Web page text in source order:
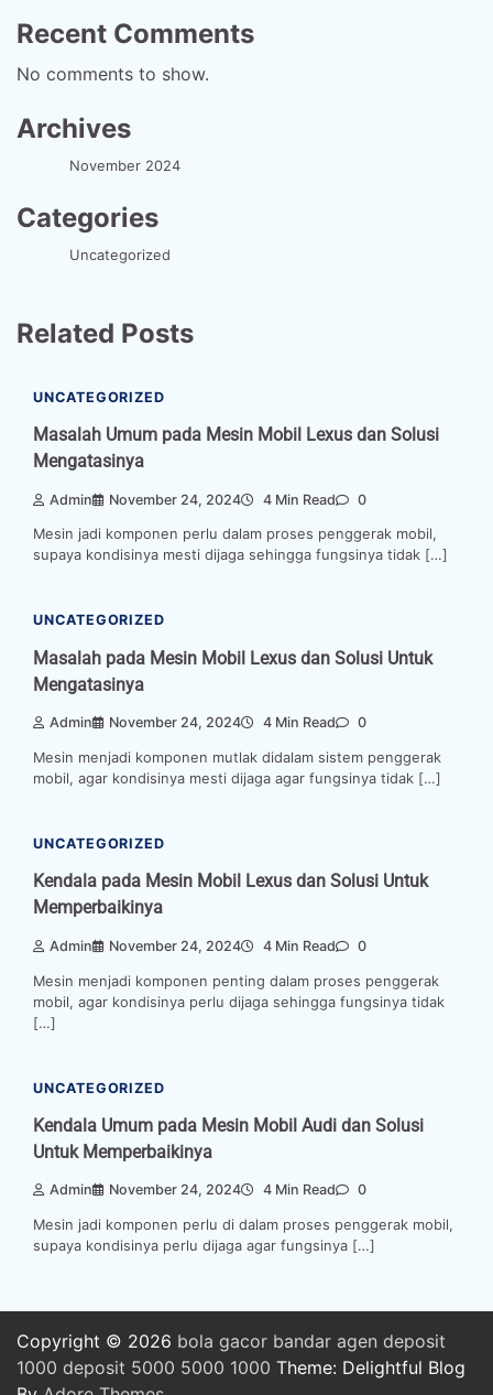
Recent Comments
No comments to show.
Archives
November 2024
Categories
Uncategorized
Related Posts
UNCATEGORIZED
Masalah Umum pada Mesin Mobil Lexus dan Solusi
Mengatasinya
Admin November 24, 2024 4 Min Read 0
Mesin jadi komponen perlu dalam proses penggerak mobil,
supaya kondisinya mesti dijaga sehingga fungsinya tidak […]
UNCATEGORIZED
Masalah pada Mesin Mobil Lexus dan Solusi Untuk
Mengatasinya
Admin November 24, 2024 4 Min Read 0
Mesin menjadi komponen mutlak didalam sistem penggerak
mobil, agar kondisinya mesti dijaga agar fungsinya tidak […]
UNCATEGORIZED
Kendala pada Mesin Mobil Lexus dan Solusi Untuk
Memperbaikinya
Admin November 24, 2024 4 Min Read 0
Mesin menjadi komponen penting dalam proses penggerak
mobil, agar kondisinya perlu dijaga sehingga fungsinya tidak
[…]
UNCATEGORIZED
Kendala Umum pada Mesin Mobil Audi dan Solusi
Untuk Memperbaikinya
Admin November 24, 2024 4 Min Read 0
Mesin jadi komponen perlu di dalam proses penggerak mobil,
supaya kondisinya perlu dijaga agar fungsinya […]
Copyright © 2026 bola gacor bandar agen deposit
1000 deposit 5000 5000 1000 Theme: Delightful Blog